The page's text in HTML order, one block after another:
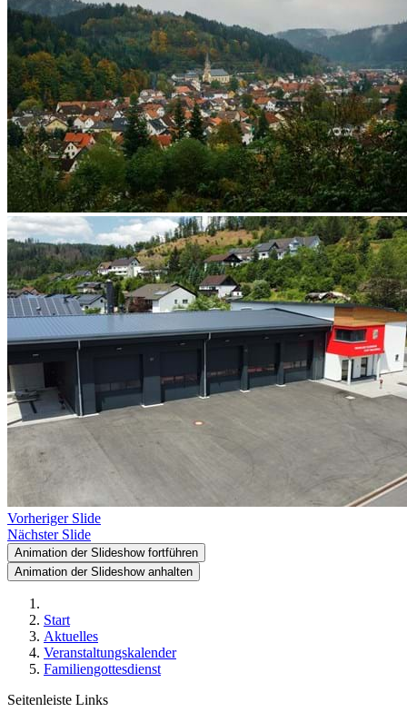
Vorheriger Slide
Nächster Slide
Animation der Slideshow fortführen
Animation der Slideshow anhalten
Start
Aktuelles
Veranstaltungskalender
Familiengottesdienst
Seitenleiste Links